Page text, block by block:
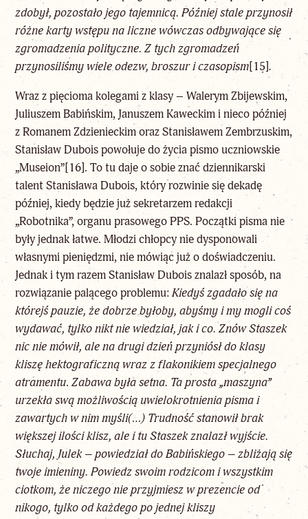
zdobył, pozostało jego tajemnicą. Później stale przynosił
różne karty wstępu na liczne wówczas odbywające się
zgromadzenia polityczne. Z tych zgromadzeń
przynosiliśmy wiele odezw, broszur i czasopism[15].
Wraz z pięcioma kolegami z klasy – Walerym Zbijewskim,
Juliuszem Babińskim, Januszem Kaweckim i nieco później
z Romanem Zdzienieckim oraz Stanisławem Zembrzuskim,
Stanisław Dubois powołuje do życia pismo uczniowskie
„Museion”[16]. To tu daje o sobie znać dziennikarski
talent Stanisława Dubois, który rozwinie się dekadę
później, kiedy będzie już sekretarzem redakcji
„Robotnika”, organu prasowego PPS. Początki pisma nie
były jednak łatwe. Młodzi chłopcy nie dysponowali
własnymi pieniędzmi, nie mówiąc już o doświadczeniu.
Jednak i tym razem Stanisław Dubois znalazł sposób, na
rozwiązanie palącego problemu:Kiedyś zgadało się na
którejś pauzie, że dobrze byłoby, abyśmy i my mogli coś
wydawać, tylko nikt nie wiedział, jak i co. Znów Staszek
nic nie mówił, ale na drugi dzień przyniósł do klasy
kliszę hektograficzną wraz z flakonikiem specjalnego
atramentu.Zabawa była setna. Ta prosta „maszyna”
urzekła swą możliwością uwielokrotnienia pisma i
zawartych w nim myśli(…) Trudność stanowił brak
większej ilości klisz, ale i tu Staszek znalazł wyjście.
Słuchaj, Julek – powiedział do Babińskiego – zbliżają się
twoje imieniny. Powiedz swoim rodzicom i wszystkim
ciotkom, że niczego nie przyjmiesz w prezencie od
nikogo, tylko od każdego po jednej kliszy